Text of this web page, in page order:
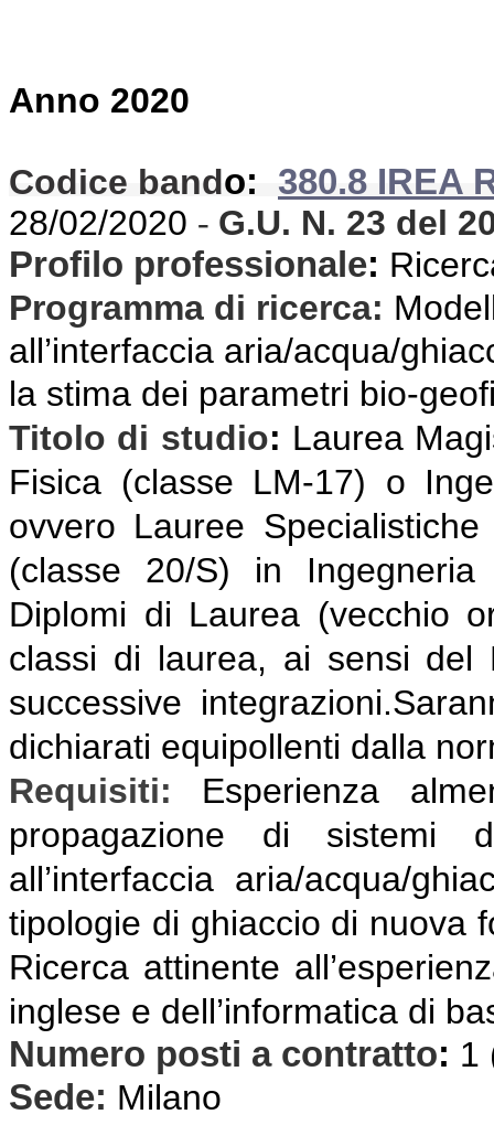
Anno 2020
Codice bando: 380.8 IREA
28/02/2020 - G.U. N. 23 del
Profilo professionale:
Programma di ricerca:
all’interfaccia aria/acqua/
la stima dei parametri bio-
Titolo di studio: Laurea
Fisica (classe LM-17) o
ovvero Lauree
(classe 20/S) in
Diplomi di Laurea (vecchio
classi di laurea, ai sensi del
successive
dichiarati equipollenti dalla
Requisiti:
Esperienza
propagazione di sistemi
all’interfaccia aria/acqua/
tipologie di ghiaccio di nuova
Ricerca attinente
inglese e dell’informatica di
Numero posti a contratto: 1
Sede: Milano